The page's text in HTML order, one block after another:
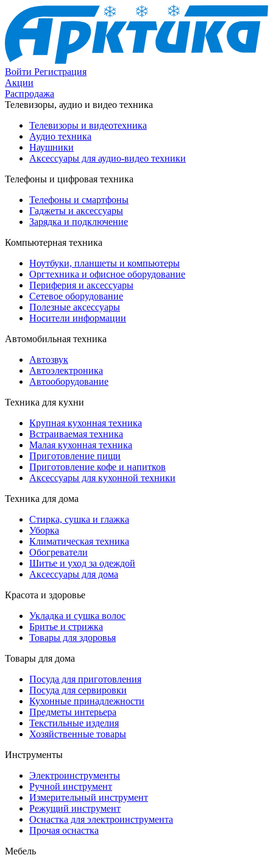
Войти Регистрация
Акции
Распродажа
Телевизоры, аудио и видео техника
Телевизоры и видеотехника
Аудио техника
Наушники
Аксессуары для аудио-видео техники
Телефоны и цифровая техника
Телефоны и смартфоны
Гаджеты и аксессуары
Зарядка и подключение
Компьютерная техника
Ноутбуки, планшеты и компьютеры
Оргтехника и офисное оборудование
Периферия и аксессуары
Cетевое оборудование
Полезные аксессуары
Носители информации
Автомобильная техника
Автозвук
Автоэлектроника
Автооборудование
Техника для кухни
Крупная кухонная техника
Встраиваемая техника
Малая кухонная техника
Приготовление пищи
Приготовление кофе и напитков
Аксессуары для кухонной техники
Техника для дома
Стирка, сушка и глажка
Уборка
Климатическая техника
Обогреватели
Шитье и уход за одеждой
Аксессуары для дома
Красота и здоровье
Укладка и сушка волос
Бритье и стрижка
Товары для здоровья
Товары для дома
Посуда для приготовления
Посуда для сервировки
Кухонные принадлежности
Предметы интерьера
Текстильные изделия
Хозяйственные товары
Инструменты
Электроинструменты
Ручной инструмент
Измерительный инструмент
Режущий инструмент
Оснастка для электроинструмента
Прочая оснастка
Мебель